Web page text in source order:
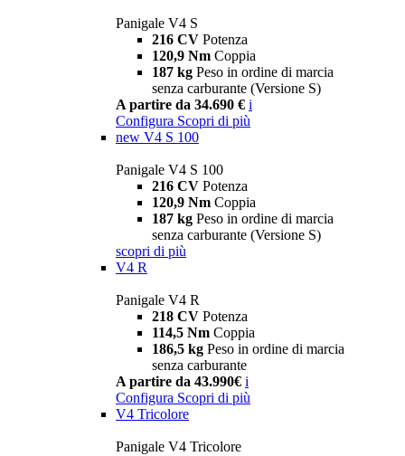
Panigale V4 S
216 CV Potenza
120,9 Nm Coppia
187 kg Peso in ordine di marcia
senza carburante (Versione S)
A partire da 34.690 € i
Configura Scopri di più
new V4 S 100
Panigale V4 S 100
216 CV Potenza
120,9 Nm Coppia
187 kg Peso in ordine di marcia
senza carburante (Versione S)
scopri di più
V4 R
Panigale V4 R
218 CV Potenza
114,5 Nm Coppia
186,5 kg Peso in ordine di marcia
senza carburante
A partire da 43.990€ i
Configura Scopri di più
V4 Tricolore
Panigale V4 Tricolore